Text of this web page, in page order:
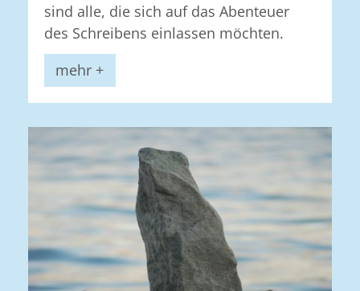
sind alle, die sich auf das Abenteuer
des Schreibens einlassen möchten.
mehr +